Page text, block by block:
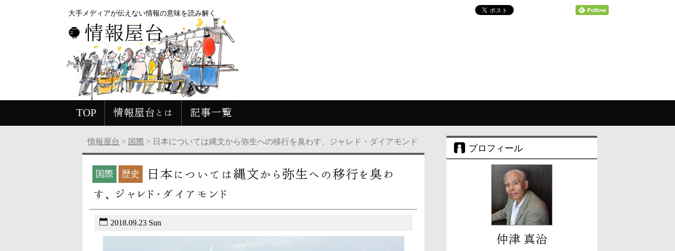
大手メディアが伝えない情報の意味を読み解く
情報屋台
TOP 情報屋台とは 記事一覧
情報屋台 > 国際 > 日本については縄文から弥生への移行を臭わす、ジャレド・ダイアモンド
国際 歴史
日本については縄文から弥生への移行を臭わ
す、ジャレド・ダイアモンド
2018.09.23 Sun
プロフィール
仲津 真治